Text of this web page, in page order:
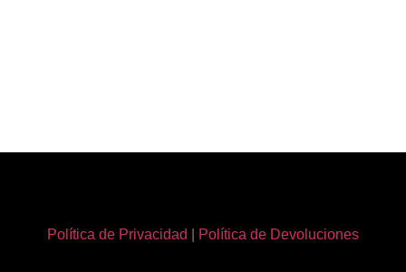
Política de Privacidad Política de Devoluciones